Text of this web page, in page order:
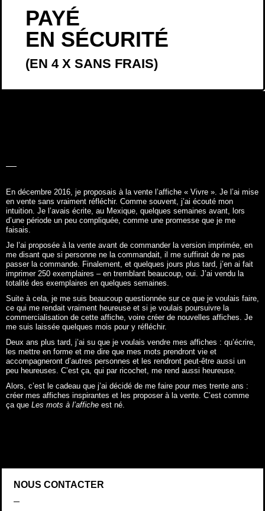
PAYÉ
EN SÉCURITÉ
(EN 4 X SANS FRAIS)
En décembre 2016, je proposais à la vente l’affiche « Vivre ». Je l’ai mise
en vente sans vraiment réfléchir. Comme souvent, j’ai écouté mon
intuition. Je l’avais écrite, au Mexique, quelques semaines avant, lors
d’une période un peu compliquée, comme une promesse que je me
faisais.
Je l’ai proposée à la vente avant de commander la version imprimée, en
me disant que si personne ne la commandait, il me suffirait de ne pas
passer la commande. Finalement, et quelques jours plus tard, j’en ai fait
imprimer 250 exemplaires – en tremblant beaucoup, oui. J’ai vendu la
totalité des exemplaires en quelques semaines.
Suite à cela, je me suis beaucoup questionnée sur ce que je voulais faire,
ce qui me rendait vraiment heureuse et si je voulais poursuivre la
commercialisation de cette affiche, voire créer de nouvelles affiches. Je
me suis laissée quelques mois pour y réfléchir.
Deux ans plus tard, j’ai su que je voulais vendre mes affiches : qu’écrire,
les mettre en forme et me dire que mes mots prendront vie et
accompagneront d’autres personnes et les rendront peut-être aussi un
peu heureuses. C’est ça, qui par ricochet, me rend aussi heureuse.
Alors, c’est le cadeau que j’ai décidé de me faire pour mes trente ans :
créer mes affiches inspirantes et les proposer à la vente. C’est comme
ça que Les mots à l’affiche est né.
NOUS CONTACTER